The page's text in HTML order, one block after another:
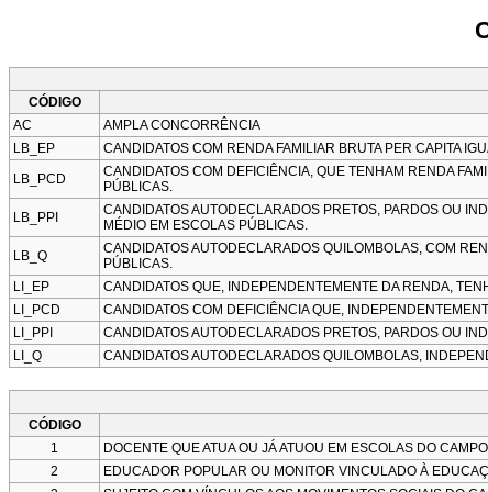
CÓDIGO
AC
AMPLA CONCORRÊNCIA
LB_EP
CANDIDATOS COM RENDA FAMILIAR BRUTA PER CAPITA
LB_PCD
CANDIDATOS COM DEFICIÊNCIA, QUE TENHAM RENDA
PÚBLICAS.
LB_PPI
CANDIDATOS AUTODECLARADOS PRETOS, PARDOS OU
MÉDIO EM ESCOLAS PÚBLICAS.
LB_Q
CANDIDATOS AUTODECLARADOS QUILOMBOLAS, COM
PÚBLICAS.
LI_EP
CANDIDATOS QUE, INDEPENDENTEMENTE DA RENDA,
LI_PCD
CANDIDATOS COM DEFICIÊNCIA QUE,
LI_PPI
CANDIDATOS AUTODECLARADOS PRETOS, PARDOS OU
LI_Q
CANDIDATOS AUTODECLARADOS QUILOMBOLAS,
CÓDIGO
1
DOCENTE QUE ATUA OU JÁ ATUOU EM ESCOLAS DO CAMPO
2
EDUCADOR POPULAR OU MONITOR VINCULADO À